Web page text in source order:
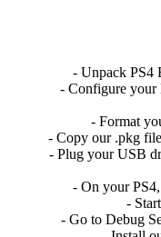
- Unpack PS4
- Configure your
- Format
- Copy our .pkg
- Plug your USB
- On your
-
- Go to Debug